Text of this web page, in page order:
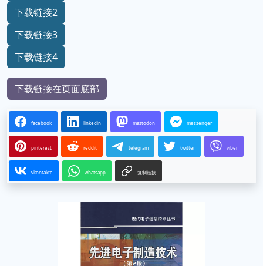
下载链接2
下载链接3
下载链接4
下载链接在页面底部
facebook linkedin mastodon messenger
pinterest reddit telegram twitter viber
vkontakte whatsapp 复制链接